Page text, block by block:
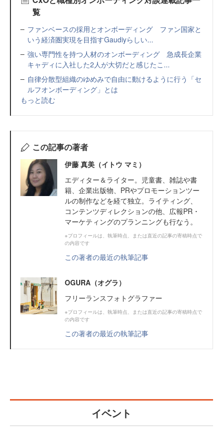
覧
ファンベースの採用とオンボーディング ファン国家と
いう経済圏実現を目指すGaudiyらしい...
強い専門性を持つ人材のオンボーディング 急成長企業
キャディに入社した2人が大切だと感じたこ...
自律分散型組織のゆめみで自由に動けるように行う「セ
ルフオンボーディング」とは
もっと読む
この記事の著者
伊藤 真美（イトウ マミ）
エディター＆ライター。児童書、雑誌や書
籍、企業出版物、PRやプロモーションツー
ルの制作などを経て独立。ライティング、
コンテンツディレクションの他、広報PR・
マーケティングのプランニングも行なう。
※プロフィールは、執筆時点、または直近の記事の寄稿時点で
の内容です
この著者の最近の執筆記事
OGURA（オグラ）
フリーランスフォトグラファー
※プロフィールは、執筆時点、または直近の記事の寄稿時点で
の内容です
この著者の最近の執筆記事
イベント